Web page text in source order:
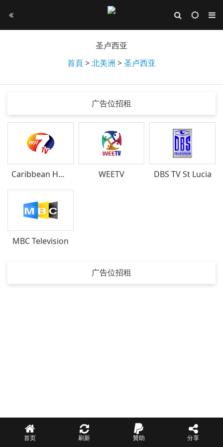
圣卢西亚
首頁>北美洲 >圣卢西亚
广告位招租
Caribbean Hot TV WEETV DBS TV St Lucia
MBC Television
广告位招租
首页 刷新 贊助 分享